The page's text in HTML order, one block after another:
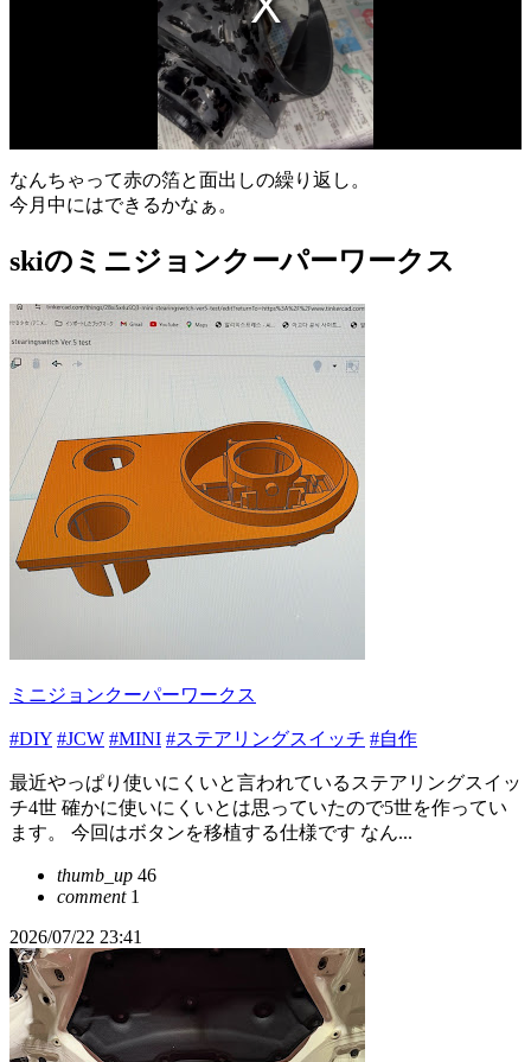
なんちゃって赤の箔と面出しの繰り返し。
今月中にはできるかなぁ。
skiのミニジョンクーパーワークス
ミニジョンクーパーワークス
#DIY #JCW #MINI #ステアリングスイッチ #自作
最近やっぱり使いにくいと言われているステアリングスイッ
チ4世 確かに使いにくいとは思っていたので5世を作ってい
ます。 今回はボタンを移植する仕様です なん...
thumb_up 46
comment1
2026/07/22 23:41